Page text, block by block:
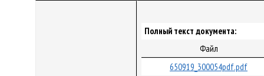
Полный текст документа:
Файл
650919_300054pdf.pdf